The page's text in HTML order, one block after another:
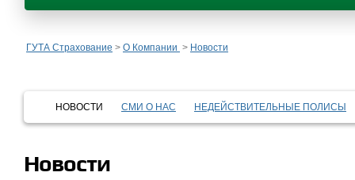
ГУТА Страхование > О Компании > Новости
НОВОСТИ СМИ О НАС НЕДЕЙСТВИТЕЛЬНЫЕ ПОЛИСЫ
Новости